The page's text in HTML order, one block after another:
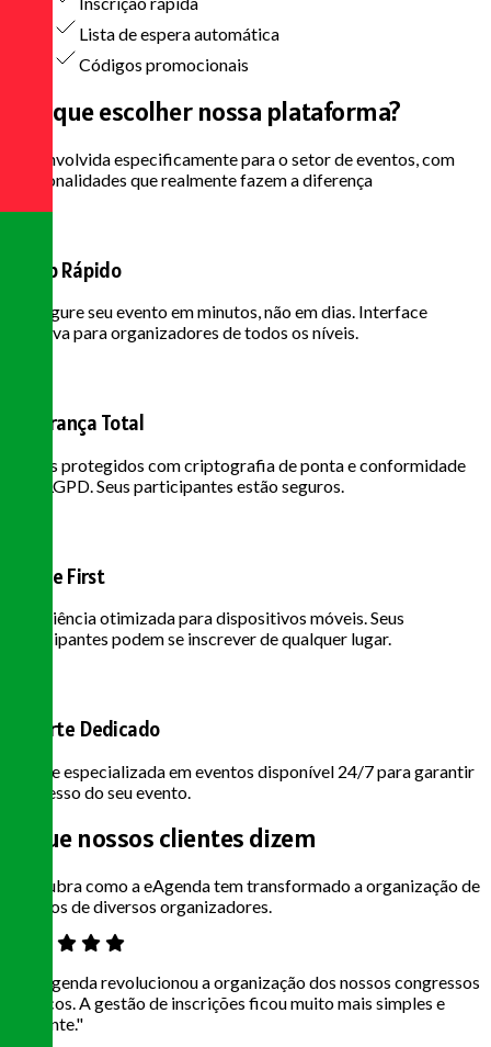
Lista de espera automática
Códigos promocionais
Por que escolher nossa plataforma?
Desenvolvida especificamente para o setor de eventos, com
funcionalidades que realmente fazem a diferença
Setup Rápido
Configure seu evento em minutos, não em dias. Interface
intuitiva para organizadores de todos os níveis.
Segurança Total
Dados protegidos com criptografia de ponta e conformidade
com LGPD. Seus participantes estão seguros.
Mobile First
Experiência otimizada para dispositivos móveis. Seus
participantes podem se inscrever de qualquer lugar.
Suporte Dedicado
Equipe especializada em eventos disponível 24/7 para garantir
o sucesso do seu evento.
O que nossosclientes dizem
Descubra como a eAgenda tem transformado a organização de
eventos de diversos organizadores.
"A eAgenda revolucionou a organização dos nossos congressos
médicos. A gestão de inscrições ficou muito mais simples e
eficiente."